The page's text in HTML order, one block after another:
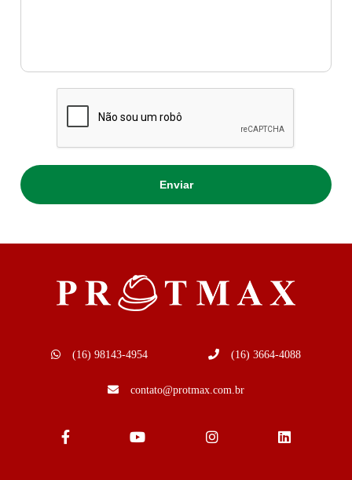
(16) 98143-4954 (16) 3664-4088
contato@protmax.com.br